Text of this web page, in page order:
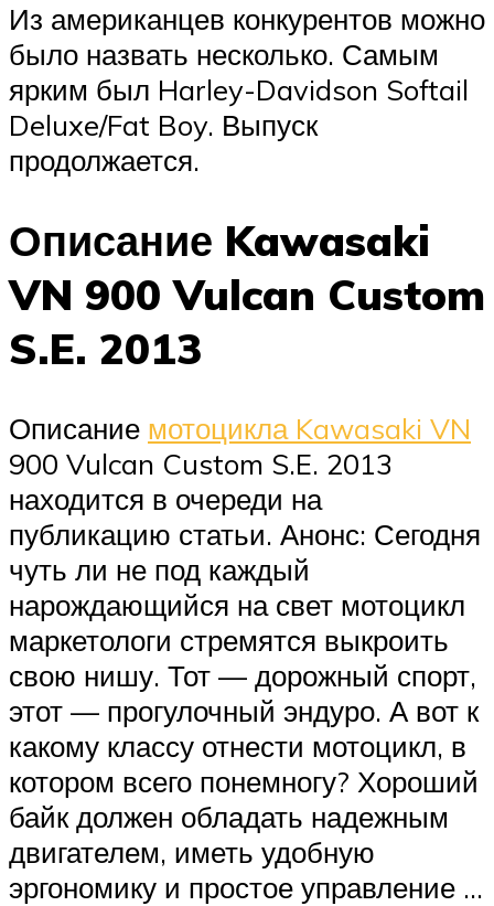
Из американцев конкурентов можно
было назвать несколько. Самым
ярким был Harley-Davidson Softail
Deluxe/Fat Boy. Выпуск
продолжается.
Описание Kawasaki
VN 900 Vulcan Custom
S.E. 2013
Описание мотоцикла Kawasaki VN
900 Vulcan Custom S.E. 2013
находится в очереди на
публикацию статьи. Анонс: Сегодня
чуть ли не под каждый
нарождающийся на свет мотоцикл
маркетологи стремятся выкроить
свою нишу. Тот — дорожный спорт,
этот — прогулочный эндуро. А вот к
какому классу отнести мотоцикл, в
котором всего понемногу? Хороший
байк должен обладать надежным
двигателем, иметь удобную
эргономику и простое управление …